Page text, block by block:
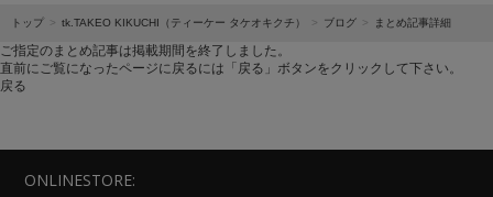
トップ tk.TAKEO KIKUCHI（ティーケー タケオキクチ） ブログ まとめ記事詳細
ご指定のまとめ記事は掲載期間を終了しました。
直前にご覧になったページに戻るには「戻る」ボタンをクリックして下さい。
戻る
ONLINESTORE: